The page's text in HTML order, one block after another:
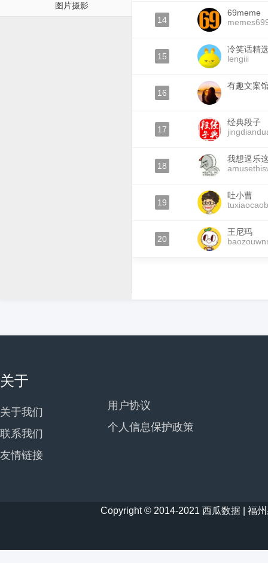
图片摄影
14
69meme
15
冷笑话精
lengiii
16
有趣文案
17
经典段子
18
我想逗乐
19
吐小曹
20
王尼玛
关于
关于我们
联系我们
友情链接
用户协议
个人信息保护政策
Copyright © 2014-2021 西瓜数据 | 福